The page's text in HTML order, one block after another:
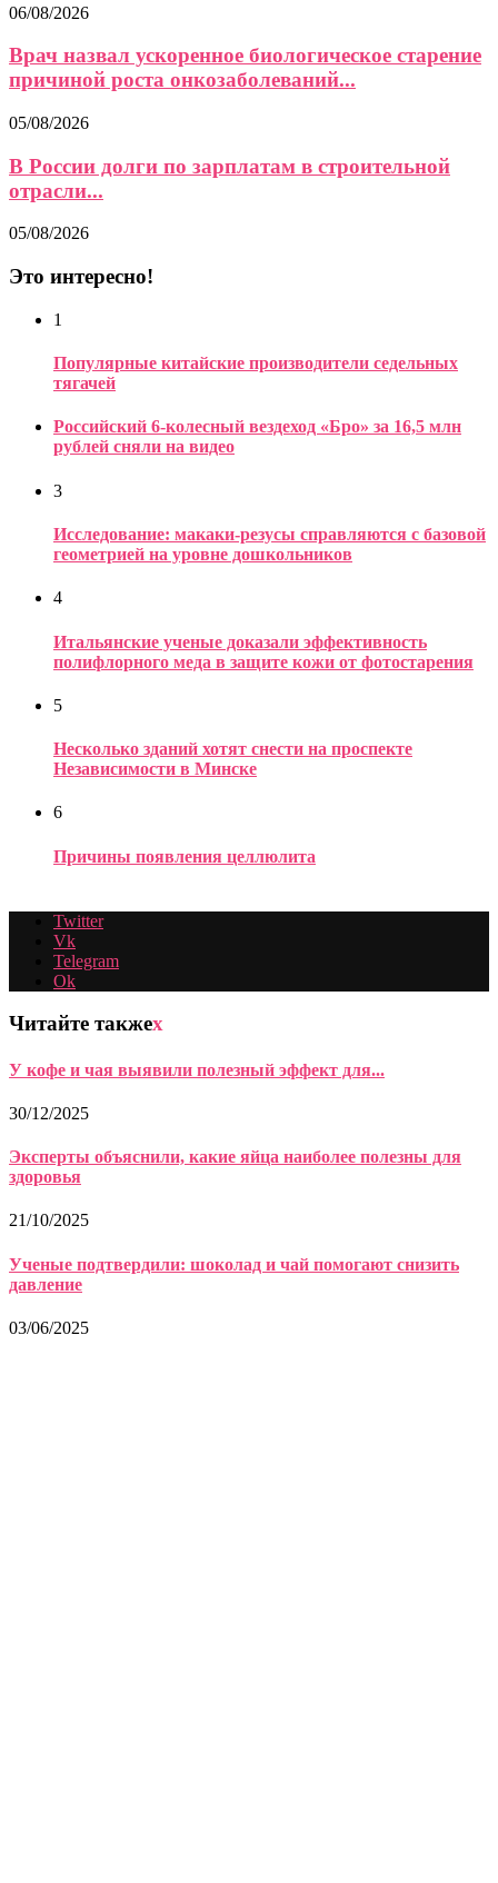
06/08/2026
Врач назвал ускоренное биологическое старение
причиной роста онкозаболеваний...
05/08/2026
В России долги по зарплатам в строительной
отрасли...
05/08/2026
Это интересно!
1
Популярные китайские производители седельных
тягачей
Российский 6-колесный вездеход «Бро» за 16,5 млн
рублей сняли на видео
3
Исследование: макаки-резусы справляются с базовой
геометрией на уровне дошкольников
4
Итальянские ученые доказали эффективность
полифлорного меда в защите кожи от фотостарения
5
Несколько зданий хотят снести на проспекте
Независимости в Минске
6
Причины появления целлюлита
Twitter
Vk
Telegram
Ok
Читайте такжеx
У кофе и чая выявили полезный эффект для...
30/12/2025
Эксперты объяснили, какие яйца наиболее полезны для
здоровья
21/10/2025
Ученые подтвердили: шоколад и чай помогают снизить
давление
03/06/2025